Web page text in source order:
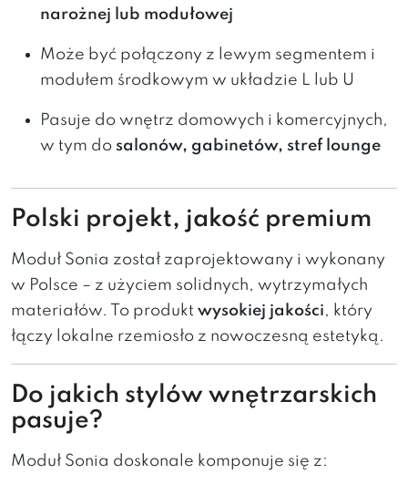
narożnej lub modułowej
Może być połączony z lewym segmentem i
modułem środkowym w układzie L lub U
Pasuje do wnętrz domowych i komercyjnych,
w tym do salonów, gabinetów, stref lounge
Polski projekt, jakość premium
Moduł Sonia został zaprojektowany i wykonany
w Polsce – z użyciem solidnych, wytrzymałych
materiałów. To produkt wysokiej jakości, który
łączy lokalne rzemiosło z nowoczesną estetyką.
Do jakich stylów wnętrzarskich
pasuje?
Moduł Sonia doskonale komponuje się z: